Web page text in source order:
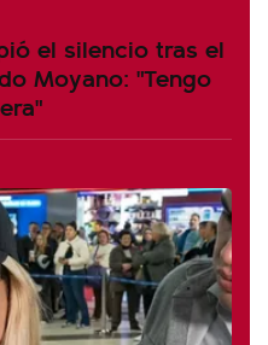
el silencio tras el
Moyano: "Tengo